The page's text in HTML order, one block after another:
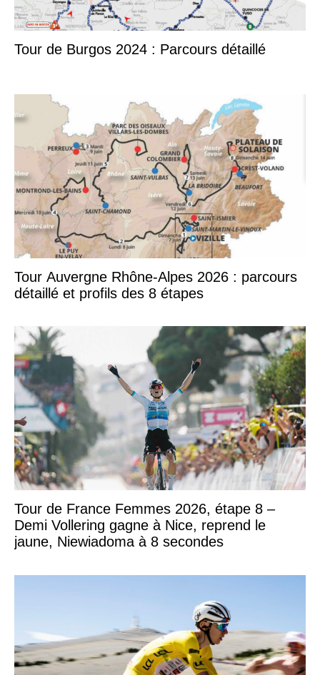
Tour de Burgos 2024 : Parcours détaillé
Tour Auvergne Rhône-Alpes 2026 : parcours
détaillé et profils des 8 étapes
Tour de France Femmes 2026, étape 8 –
Demi Vollering gagne à Nice, reprend le
jaune, Niewiadoma à 8 secondes